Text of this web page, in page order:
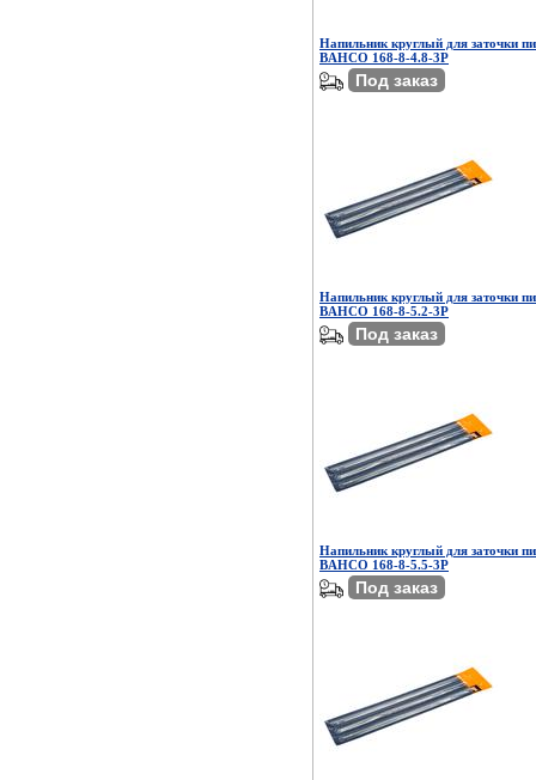
Напильник круглый для заточки
BAHCO 168-8-4.8-3P
Под заказ
Напильник круглый для заточки
BAHCO 168-8-5.2-3P
Под заказ
Напильник круглый для заточки
BAHCO 168-8-5.5-3P
Под заказ